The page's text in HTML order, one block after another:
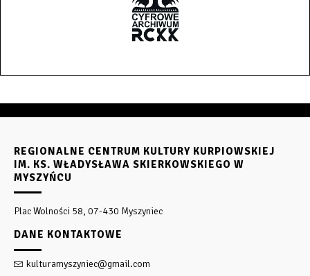
REGIONALNE CENTRUM KULTURY KURPIOWSKIEJ
IM. KS. WŁADYSŁAWA SKIERKOWSKIEGO W
MYSZYŃCU
Plac Wolności 58, 07-430 Myszyniec
DANE KONTAKTOWE
kulturamyszyniec@gmail.com